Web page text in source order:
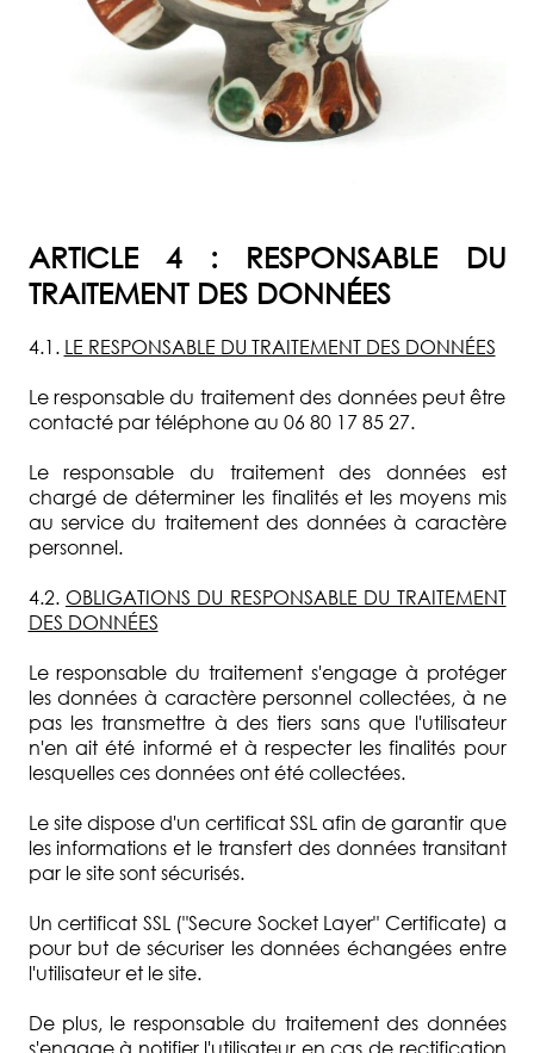
ARTICLE 4 : RESPONSABLE DU
TRAITEMENT DES DONNÉES
4.1. LE RESPONSABLE DU TRAITEMENT DES DONNÉES
Le responsable du traitement des données peut être
contacté par téléphone au 06 80 17 85 27.
Le responsable du traitement des données est
chargé de déterminer les finalités et les moyens mis
au service du traitement des données à caractère
personnel.
4.2. OBLIGATIONS DU RESPONSABLE DU TRAITEMENT
DES DONNÉES
Le responsable du traitement s'engage à protéger
les données à caractère personnel collectées, à ne
pas les transmettre à des tiers sans que l'utilisateur
n'en ait été informé et à respecter les finalités pour
lesquelles ces données ont été collectées.
Le site dispose d'un certificat SSL afin de garantir que
les informations et le transfert des données transitant
par le site sont sécurisés.
Un certificat SSL ("Secure Socket Layer" Certificate) a
pour but de sécuriser les données échangées entre
l'utilisateur et le site.
De plus, le responsable du traitement des données
s'engage à notifier l'utilisateur en cas de rectification